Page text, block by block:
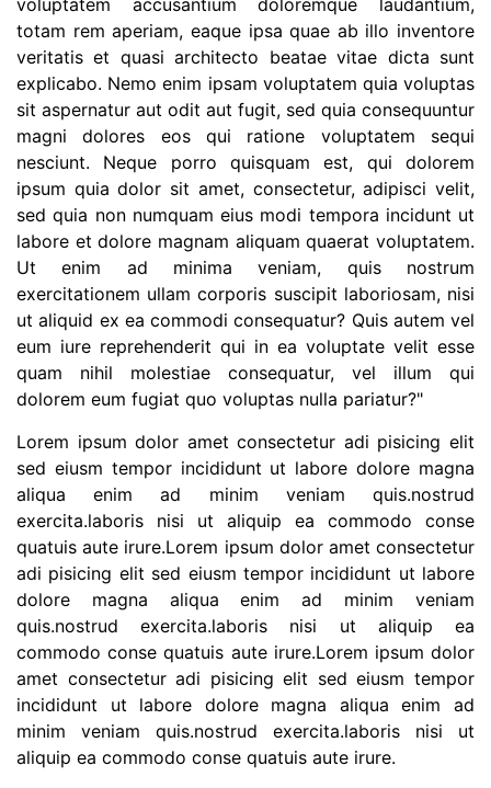
voluptatem accusantium doloremque laudantium,
totam rem aperiam, eaque ipsa quae ab illo inventore
veritatis et quasi architecto beatae vitae dicta sunt
explicabo. Nemo enim ipsam voluptatem quia voluptas
sit aspernatur aut odit aut fugit, sed quia consequuntur
magni dolores eos qui ratione voluptatem sequi
nesciunt. Neque porro quisquam est, qui dolorem
ipsum quia dolor sit amet, consectetur, adipisci velit,
sed quia non numquam eius modi tempora incidunt ut
labore et dolore magnam aliquam quaerat voluptatem.
Ut enim ad minima veniam, quis nostrum
exercitationem ullam corporis suscipit laboriosam, nisi
ut aliquid ex ea commodi consequatur? Quis autem vel
eum iure reprehenderit qui in ea voluptate velit esse
quam nihil molestiae consequatur, vel illum qui
dolorem eum fugiat quo voluptas nulla pariatur?"
Lorem ipsum dolor amet consectetur adi pisicing elit
sed eiusm tempor incididunt ut labore dolore magna
aliqua enim ad minim veniam quis.nostrud
exercita.laboris nisi ut aliquip ea commodo conse
quatuis aute irure.Lorem ipsum dolor amet consectetur
adi pisicing elit sed eiusm tempor incididunt ut labore
dolore magna aliqua enim ad minim veniam
quis.nostrud exercita.laboris nisi ut aliquip ea
commodo conse quatuis aute irure.Lorem ipsum dolor
amet consectetur adi pisicing elit sed eiusm tempor
incididunt ut labore dolore magna aliqua enim ad
minim veniam quis.nostrud exercita.laboris nisi ut
aliquip ea commodo conse quatuis aute irure.